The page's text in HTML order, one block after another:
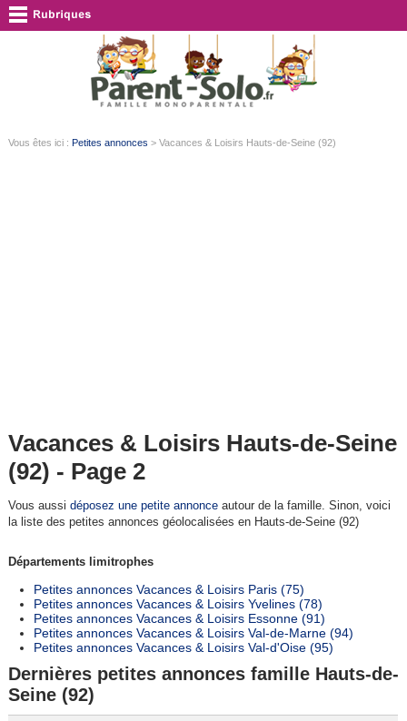
Vous êtes ici : Petites annonces > Vacances & Loisirs Hauts-de-Seine (92)
Vacances & Loisirs Hauts-de-Seine
(92) - Page 2
Vous aussi déposez une petite annonceautour de la famille. Sinon, voici
la liste des petites annonces géolocalisées en Hauts-de-Seine (92)
Départements limitrophes
Petites annonces Vacances & Loisirs Paris (75)
Petites annonces Vacances & Loisirs Yvelines (78)
Petites annonces Vacances & Loisirs Essonne (91)
Petites annonces Vacances & Loisirs Val-de-Marne (94)
Petites annonces Vacances & Loisirs Val-d'Oise (95)
Dernières petites annonces famille Hauts-de-
Seine (92)